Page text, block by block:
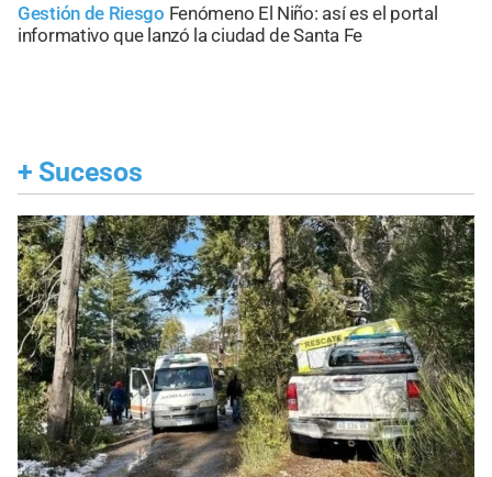
Gestión de Riesgo Fenómeno El Niño: así es el portal
informativo que lanzó la ciudad de Santa Fe
+ Sucesos